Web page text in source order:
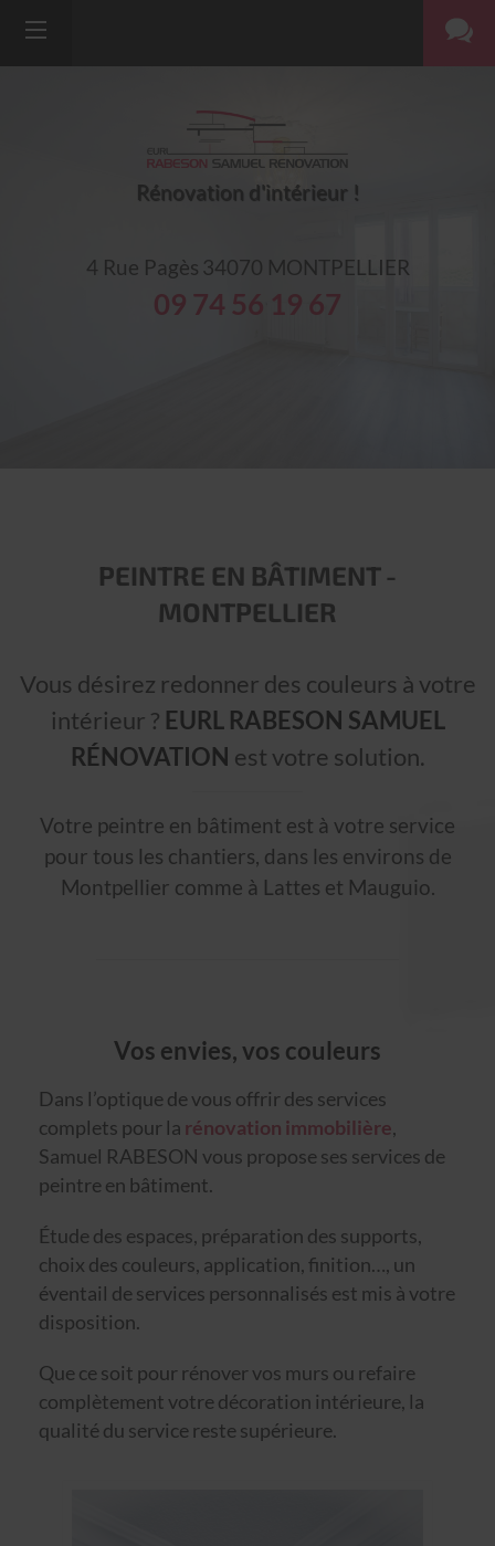
Rénovation d'intérieur !
4 Rue Pagès 34070 MONTPELLIER
09 74 56 19 67
PEINTRE EN BÂTIMENT -
MONTPELLIER
Vous désirez redonner des couleurs à votre
intérieur ? EURL RABESON SAMUEL
RÉNOVATION est votre solution.
Votre peintre en bâtiment est à votre service
pour tous les chantiers, dans les environs de
Montpellier comme à Lattes et Mauguio.
Vos envies, vos couleurs
Dans l’optique de vous offrir des services
complets pour la rénovation immobilière,
Samuel RABESON vous propose ses services de
peintre en bâtiment.
Étude des espaces, préparation des supports,
choix des couleurs, application, finition…, un
éventail de services personnalisés est mis à votre
disposition.
Que ce soit pour rénover vos murs ou refaire
complètement votre décoration intérieure, la
qualité du service reste supérieure.